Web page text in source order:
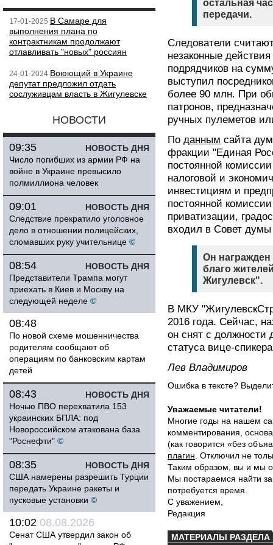
17-01-2025 В Самаре для
выполнения плана по
контрактникам продолжают
отлавливать "новых" россиян
24-01-2024 Воюющий в Украине
депутат предложил отдать
сослуживцам власть в Жигулевске
НОВОСТИ
НОВОСТЬ ДНЯ
09:35
Число погибших из армии РФ на
войне в Украине превысило
полмиллиона человек
НОВОСТЬ ДНЯ
09:01
Следствие прекратило уголовное
дело в отношении полицейских,
сломавших руку учительнице ©
НОВОСТЬ ДНЯ
08:54
Представители Трампа могут
приехать в Киев и Москву на
следующей неделе ©
08:48
По новой схеме мошенничества
родителям сообщают об
операциям по банковским картам
детей
НОВОСТЬ ДНЯ
08:43
Ночью ПВО перехватила 153
украинских БПЛА: под
Новороссийском атакована база
"Роснефти" ©
НОВОСТЬ ДНЯ
08:35
США намерены разрешить Турции
передать Украине ракеты и
пусковые установки ©
10:02 08.08.2026
Сенат США утвердил закон об
остальная
передачи.
Следователи
незаконные
подрядчиков на
выступил
более 90 млн. При
патронов,
ручных пулеметов
По данным сайта
фракции "Единая
постоянной
налоговой и
инвестициям и
постоянной
приватизации,
входил в Совет
Он
благо
Жигулевск".
В МКУ
2016 года. Сейчас,
он снят с должности
статуса вице-
Лев Владимиров
Ошибка в тексте?
Уважаемые читатели!
Многие годы на нашем
комментирования,
(как говорится «без
плагин . Отключил не
Таким образом, вы и мы
Мы постараемся найти
потребуется время.
С уважением,
Редакция
МАТЕРИАЛЫ РАЗДЕЛА